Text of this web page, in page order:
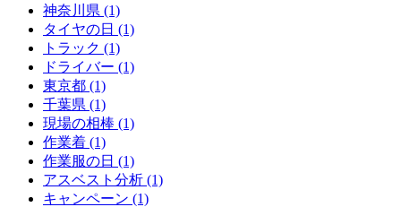
神奈川県 (1)
タイヤの日 (1)
トラック (1)
ドライバー (1)
東京都 (1)
千葉県 (1)
現場の相棒 (1)
作業着 (1)
作業服の日 (1)
アスベスト分析 (1)
キャンペーン (1)